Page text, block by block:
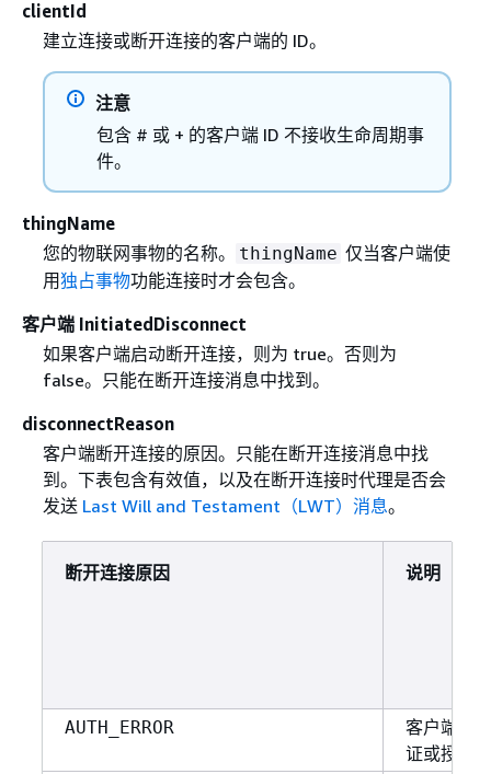
clientId
建立连接或断开连接的客户端的 ID。
注意
包含 # 或 + 的客户端 ID 不接收生命周期事
件。
thingName
您的物联网事物的名称。
thingName 仅当客户端使
用独占事物功能连接时才会包含。
客户端 InitiatedDisconnect
如果客户端启动断开连接，则为 true。否则为
false。只能在断开连接消息中找到。
disconnectReason
客户端断开连接的原因。只能在断开连接消息中找
到。下表包含有效值，以及在断开连接时代理是否会
发送 Last Will and Testament（LWT）消息。
断开连接原因 说明
AUTH_ERROR
客户端无
证或授权